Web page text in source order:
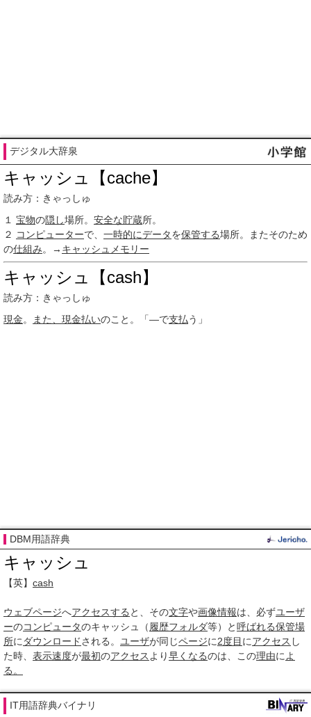
デジタル大辞泉
キャッシュ【cache】
読み方：きゃっしゅ
１
宝物の隠し場所。 安全な貯蔵所。
２ コンピューターで、 一時的にデータを保管する場所。またそのため
の仕組み。→ キャッシュメモリー
キャッシュ【cash】
読み方：きゃっしゅ
現金。 また、 現金払いのこと。「―で支払う」
DBM用語辞典
キャッシュ
【英】 cash
ウェブページへアクセスする と、その文字や画像情報は、必ずユーザ
ーのコンピュータのキャッシュ（ 履歴フォルダ等）と呼ばれる保管場
所に ダウンロードされる。 ユーザが同じページに2度目 にアクセス し
た時、 表示速度が最初のアクセス より早くなるのは、この理由に よ
る。
IT用語辞典バイナリ